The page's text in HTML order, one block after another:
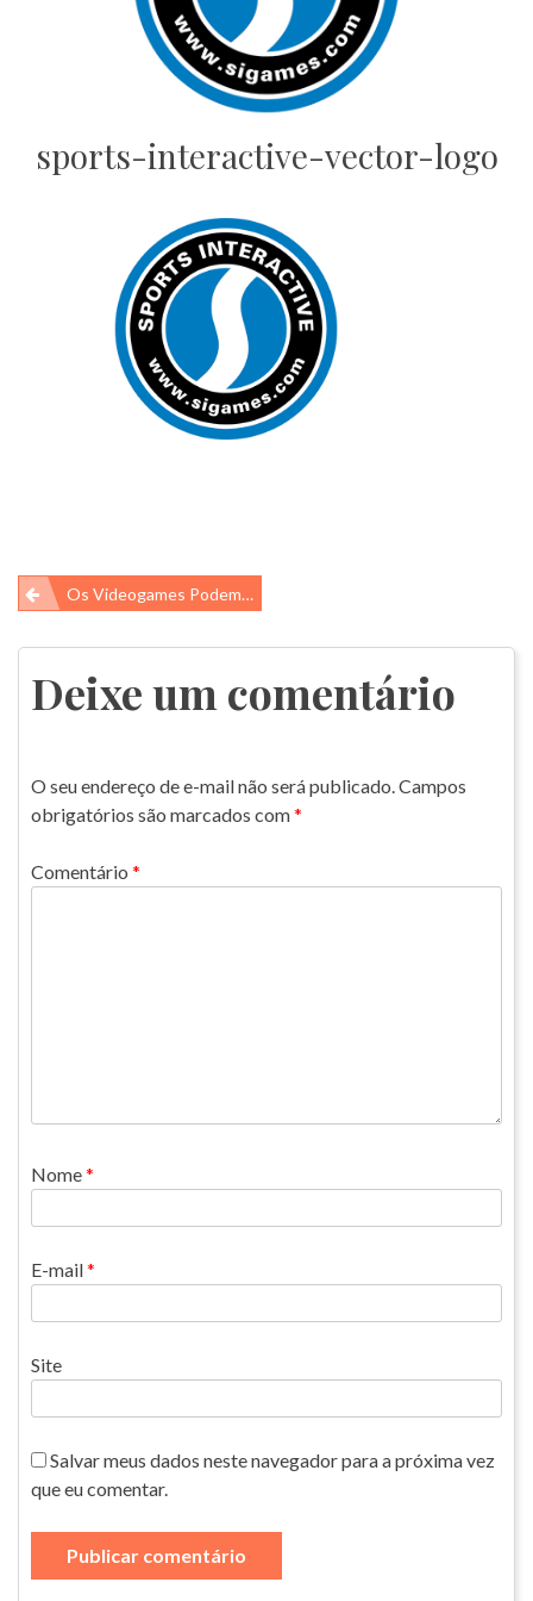
sports-interactive-vector-logo
Navegação
de
Post
Os Videogames Podem Ajudar O Meio Ambiente?
Deixe um comentário
O seu endereço de e-mail não será publicado.Campos
obrigatórios são marcados com*
Comentário *
Nome*
E-mail*
Site
Salvar meus dados neste navegador para a próxima vez
que eu comentar.